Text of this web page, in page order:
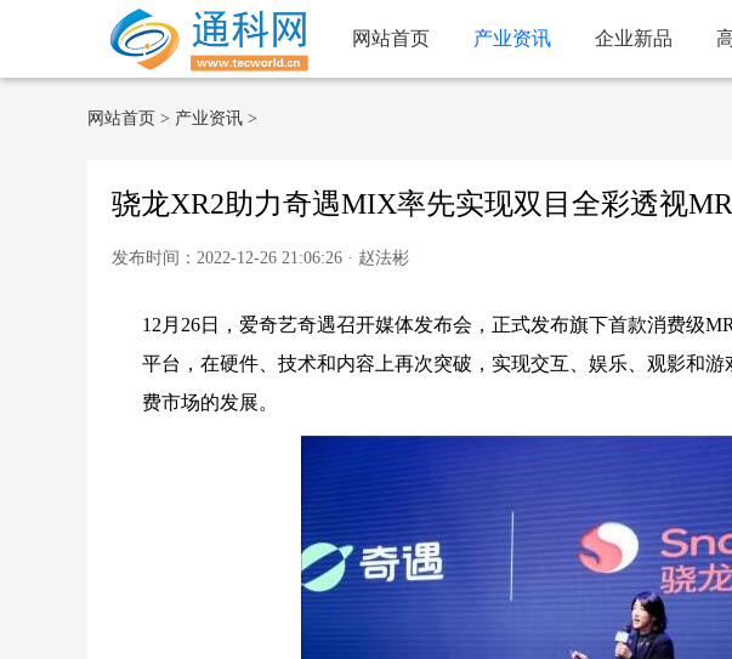
网站首页 产业资讯 企业新品
网站首页 > 产业资讯 >
骁龙XR2助力奇遇MIX率先实现双目全彩透视
发布时间：2022-12-26 21:06:26 · 赵法彬
12月26日，爱奇艺奇遇召开媒体发布会，正式发布旗下首款消费级
平台，在硬件、技术和内容上再次突破，实现交互、娱乐、观影和
费市场的发展。